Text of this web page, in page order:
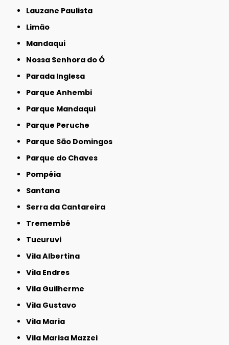
Lauzane Paulista
Limão
Mandaqui
Nossa Senhora do Ó
Parada Inglesa
Parque Anhembi
Parque Mandaqui
Parque Peruche
Parque São Domingos
Parque do Chaves
Pompéia
Santana
Serra da Cantareira
Tremembé
Tucuruvi
Vila Albertina
Vila Endres
Vila Guilherme
Vila Gustavo
Vila Maria
Vila Marisa Mazzei